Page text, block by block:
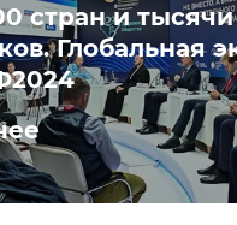
стран и тысячи
Глобальная